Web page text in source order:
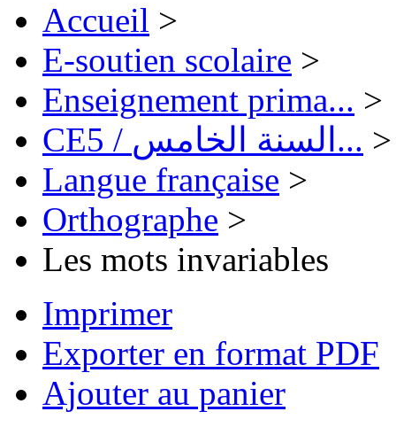
Accueil >
E-soutien scolaire >
Enseignement prima... >
CE5 / السنة الخامس... >
Langue française >
Orthographe >
Les mots invariables
Imprimer
Exporter en format PDF
Ajouter au panier